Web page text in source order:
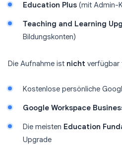
Education Plus (mit Admin-
Teaching and Learning
Bildungskonten)
Die Aufnahme ist nicht verfügbar
Kostenlose persönliche
Google Workspace
Die meisten Education
Upgrade